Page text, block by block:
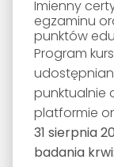
Imienny
egzaminu
punktów
Program
punktualnie
platformie
31 sierpnia
badania